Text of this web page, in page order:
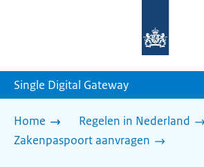
homepage
Single Digital Gateway
Home
Regelen in Nederland
Zakenpaspoort aanvragen